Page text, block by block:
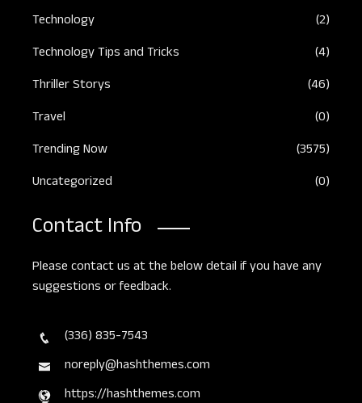
Technology
(2)
Technology Tips and Tricks
(4)
Thriller Storys
(46)
Travel
(0)
Trending Now
(3575)
Uncategorized
(0)
Contact Info
Please contact us at the below detail if you have any
suggestions or feedback.
(336) 835-7543
noreply@hashthemes.com
https://hashthemes.com